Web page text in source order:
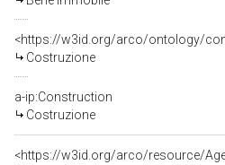
<https://w3id.org/arco/ontology/
Costruzione
a-ip:Construction
Costruzione
<https://w3id.org/arco/resource/